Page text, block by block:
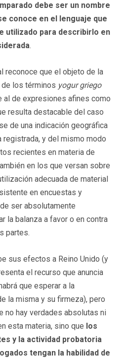
debe ser un nombre
conoce en el lenguaje que
utilizado para describirlo en
.
reconoce que el objeto de la
los términos yogur griego
al de expresiones afines como
resulta destacable del caso
de una indicación geográfica
registrada, y del mismo modo
recientes en materia de
en los que versan sobre
adecuada de material
en encuestas y
ser absolutamente
la balanza a favor o en contra
partes.
sus efectos a Reino Unido (y
el recurso que anuncia
que esperar a la
la misma y su firmeza), pero
no hay verdades absolutas ni
esta materia, sino que los
y la actividad probatoria
tengan la habilidad de